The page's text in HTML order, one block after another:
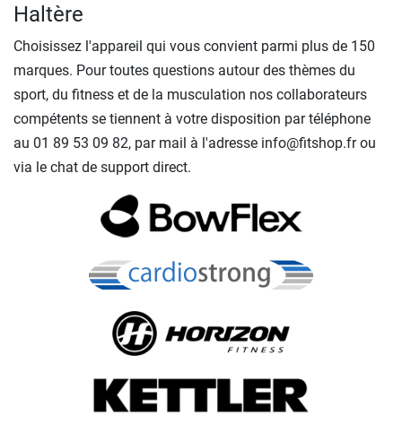
Haltère
Choisissez l'appareil qui vous convient parmi plus de 150
marques. Pour toutes questions autour des thèmes du
sport, du fitness et de la musculation nos collaborateurs
compétents se tiennent à votre disposition par téléphone
au 01 89 53 09 82, par mail à l'adresse info@fitshop.fr ou
via le chat de support direct.